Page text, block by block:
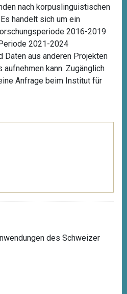
nach korpuslinguistischen
handelt sich um ein
2016-2019
2021-2024
aus anderen Projekten
kann. Zugänglich
Anfrage beim Institut für
des Schweizer